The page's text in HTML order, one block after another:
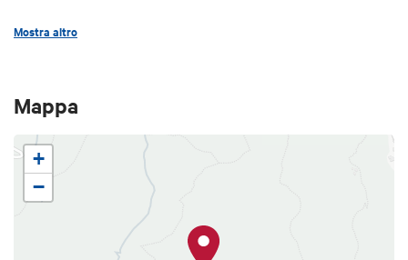
botanico bertoloni.
si può arrivare fino alla
anello, è possibile passare per Monte Pizzo, che è
anche il punto di partenza di numerose piste per
free ride, e godere della sua atmosfera silenziosa e
Mostra altro
Mappa
+
−